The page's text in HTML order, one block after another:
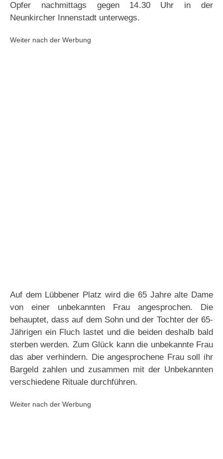
Opfer nachmittags gegen 14.30 Uhr in der
Neunkircher Innenstadt unterwegs.
Weiter nach der Werbung
Auf dem Lübbener Platz wird die 65 Jahre alte Dame
von einer unbekannten Frau angesprochen. Die
behauptet, dass auf dem Sohn und der Tochter der 65-
Jährigen ein Fluch lastet und die beiden deshalb bald
sterben werden. Zum Glück kann die unbekannte Frau
das aber verhindern. Die angesprochene Frau soll ihr
Bargeld zahlen und zusammen mit der Unbekannten
verschiedene Rituale durchführen.
Weiter nach der Werbung